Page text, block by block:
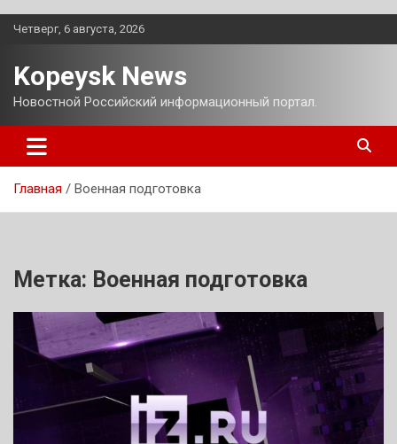
Перейти
Четверг, 6 августа, 2026
Kopeysk News
Новостной Российский информационный портал.
Главная Военная подготовка
Метка: Военная подготовка